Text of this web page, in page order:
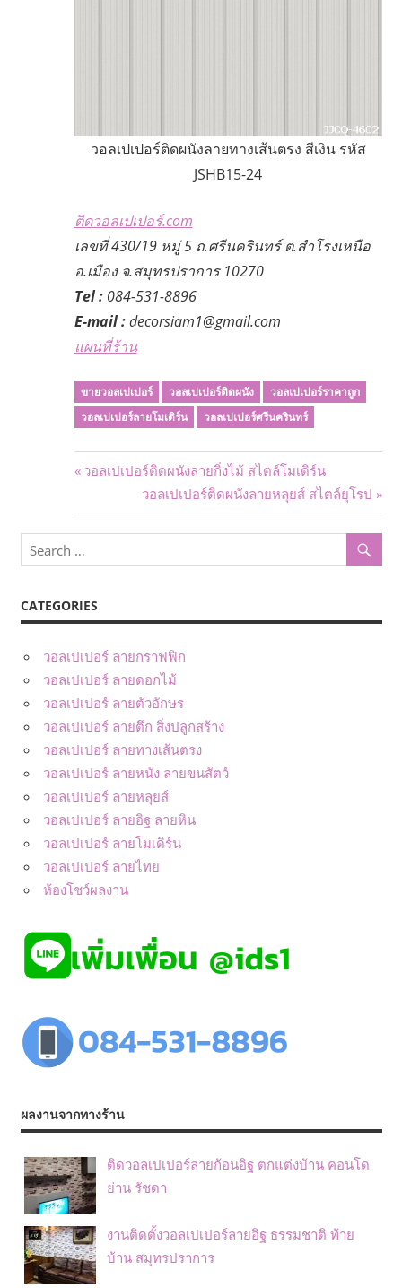
วอลเปเปอร์ติดผนังลายทางเส้นตรง สีเงิน รหัส
JSHB15-24
ติดวอลเปเปอร์.com
เลขที่ 430/19 หมู่ 5 ถ.ศรีนครินทร์ ต.สำโรงเหนือ
อ.เมือง จ.สมุทรปราการ 10270
Tel :084-531-8896
E-mail : decorsiam1@gmail.com
แผนที่ร้าน
ขายวอลเปเปอร์ วอลเปเปอร์ติดผนัง
วอลเปเปอร์ราคาถูก
วอลเปเปอร์ลายโมเดิร์น
วอลเปเปอร์ศรีนครินทร์
Post
navigation
Previous
วอลเปเปอร์ติดผนังลายกิ่งไม้ สไตล์โมเดิร์น
Next
Post:
วอลเปเปอร์ติดผนังลายหลุยส์ สไตล์ยุโรป
CATEGORIES
วอลเปเปอร์ ลายกราฟฟิก
วอลเปเปอร์ ลายดอกไม้
วอลเปเปอร์ ลายตัวอักษร
วอลเปเปอร์ ลายตึก สิ่งปลูกสร้าง
วอลเปเปอร์ ลายทางเส้นตรง
วอลเปเปอร์ ลายหนัง ลายขนสัตว์
วอลเปเปอร์ ลายหลุยส์
วอลเปเปอร์ ลายอิฐ ลายหิน
วอลเปเปอร์ ลายโมเดิร์น
วอลเปเปอร์ ลายไทย
ห้องโชว์ผลงาน
ผลงานจากทางร้าน
ติดวอลเปเปอร์ลายก้อนอิฐ ตกแต่งบ้าน คอนโด
ย่าน รัชดา
งานติดตั้งวอลเปเปอร์ลายอิฐ ธรรมชาติ ท้าย
บ้าน สมุทรปราการ